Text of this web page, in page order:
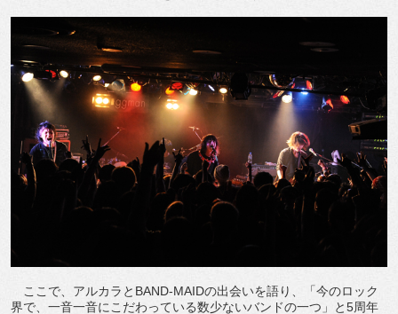
ここで、アルカラとBAND-MAIDの出会いを語り、「今のロック
界で、一音一音にこだわっている数少ないバンドの一つ」と5周年